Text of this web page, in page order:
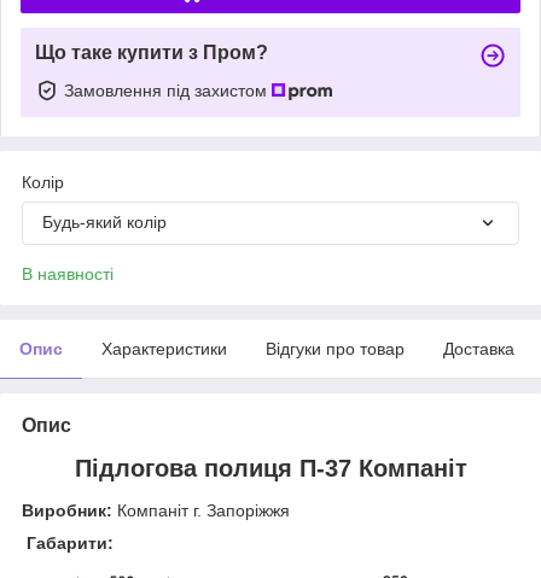
Що таке купити з Пром?
Замовлення під захистом
Колір
Будь-який колір
В наявності
Опис Характеристики Відгуки про товар Доставка
Опис
Підлогова полиця П-37 Компаніт
Виробник: Компаніт г. Запоріжжя
Габарити: